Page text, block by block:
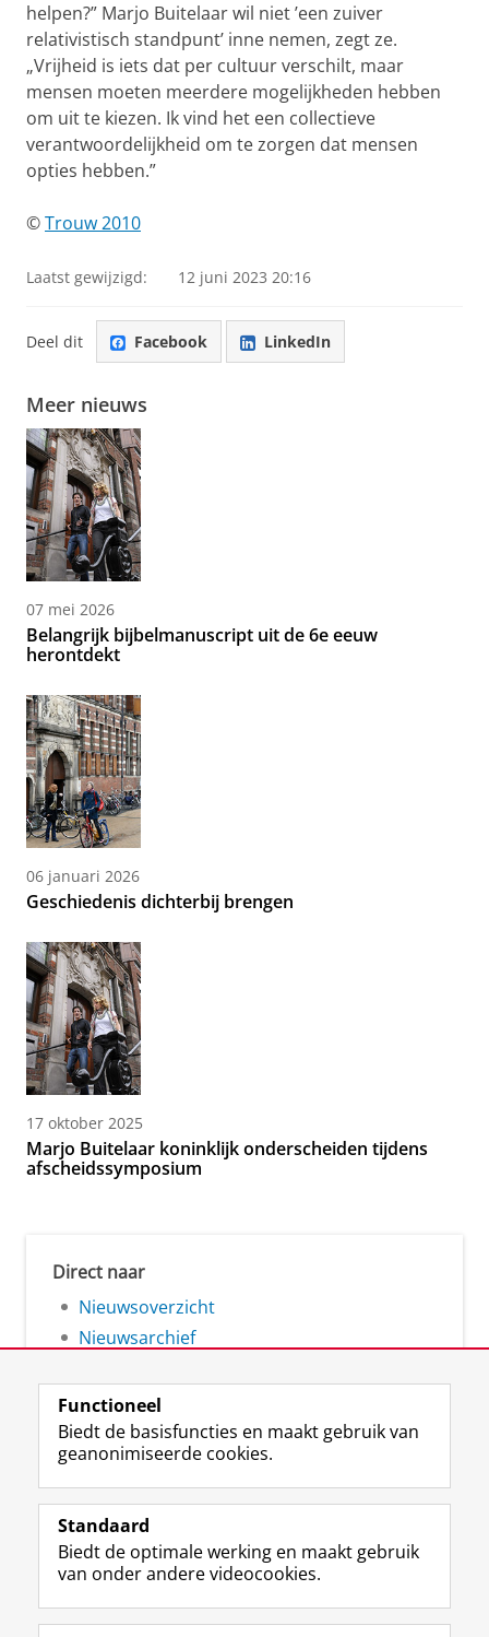
helpen?” Marjo Buitelaar wil niet ’een zuiver
relativistisch standpunt’ inne nemen, zegt ze.
„Vrijheid is iets dat per cultuur verschilt, maar
mensen moeten meerdere mogelijkheden hebben
om uit te kiezen. Ik vind het een collectieve
verantwoordelijkheid om te zorgen dat mensen
opties hebben.”
©Trouw 2010
Laatst gewijzigd: 12 juni 2023 20:16
Deel dit Facebook LinkedIn
Meer nieuws
07 mei 2026
Belangrijk bijbelmanuscript uit de 6e eeuw
herontdekt
06 januari 2026
Geschiedenis dichterbij brengen
17 oktober 2025
Marjo Buitelaar koninklijk onderscheiden tijdens
afscheidssymposium
Direct naar
Nieuwsoverzicht
Nieuwsarchief
Volg de RUG
F
a
e
b
o
L
i
k
e
I
R
S
-
f
e
I
n
t
r
Y
o
T
e
Studiekiezers
Functioneel
Biedt de basisfuncties en maakt gebruik van
geanonimiseerde cookies.
Standaard
Biedt de optimale werking en maakt gebruik
van onder andere videocookies.